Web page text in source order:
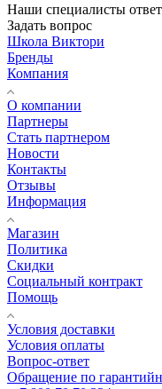
Наши специалисты
Задать вопрос
Школа Виктори
Бренды
Компания
О компании
Партнеры
Стать партнером
Новости
Контакты
Отзывы
Информация
Магазин
Политика
Скидки
Социальный контракт
Помощь
Условия доставки
Условия оплаты
Вопрос-ответ
Обращение по